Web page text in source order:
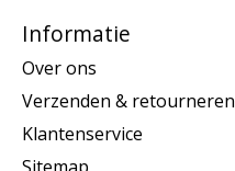
Informatie
Over ons
Verzenden & retourneren
Klantenservice